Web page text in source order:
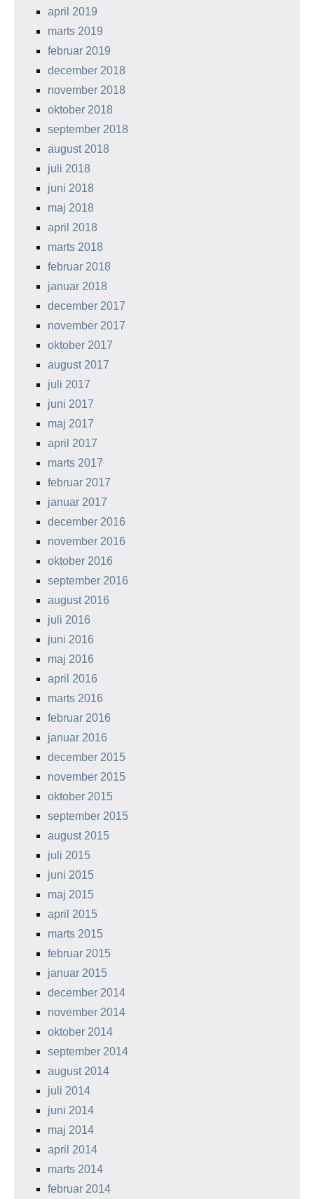
april 2019
marts 2019
februar 2019
december 2018
november 2018
oktober 2018
september 2018
august 2018
juli 2018
juni 2018
maj 2018
april 2018
marts 2018
februar 2018
januar 2018
december 2017
november 2017
oktober 2017
august 2017
juli 2017
juni 2017
maj 2017
april 2017
marts 2017
februar 2017
januar 2017
december 2016
november 2016
oktober 2016
september 2016
august 2016
juli 2016
juni 2016
maj 2016
april 2016
marts 2016
februar 2016
januar 2016
december 2015
november 2015
oktober 2015
september 2015
august 2015
juli 2015
juni 2015
maj 2015
april 2015
marts 2015
februar 2015
januar 2015
december 2014
november 2014
oktober 2014
september 2014
august 2014
juli 2014
juni 2014
maj 2014
april 2014
marts 2014
februar 2014